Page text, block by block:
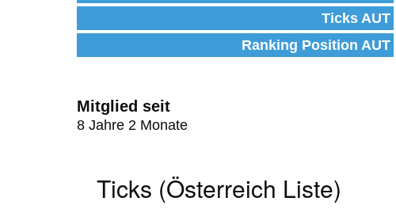
Ticks AUT
Ranking Position AUT
Mitglied seit
8 Jahre 2 Monate
Ticks (Österreich Liste)